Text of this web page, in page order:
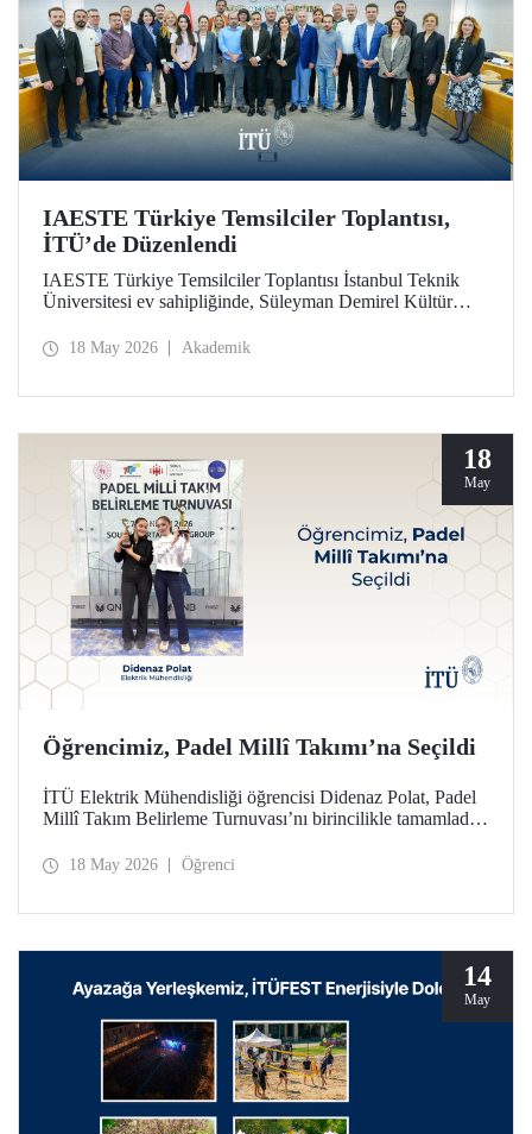
IAESTE Türkiye Temsilciler Toplantısı,
İTÜ’de Düzenlendi
IAESTE Türkiye Temsilciler Toplantısı İstanbul Teknik
Üniversitesi ev sahipliğinde, Süleyman Demirel Kültür
18 May 2026 Akademik
18
May
Öğrencimiz, Padel Millî Takımı’na Seçildi
İTÜ Elektrik Mühendisliği öğrencisi Didenaz Polat, Padel
Millî Takım Belirleme Turnuvası’nı birincilikle tamamladığı
18 May 2026 Öğrenci
14
May